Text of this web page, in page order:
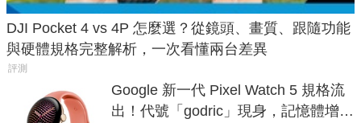
DJI Pocket 4 vs 4P 怎麼選？從鏡頭、畫質、跟隨功能
與硬體規格完整解析，一次看懂兩台差異
評測
Google 新一代 Pixel Watch 5 規格流
出！代號「godric」現身，記憶體增強